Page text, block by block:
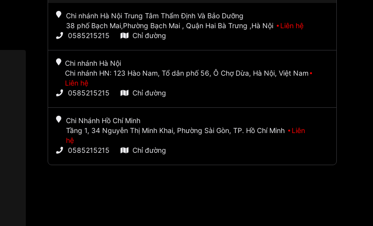
Chi nhánh Hà Nội Trung Tâm Thẩm Định Và Bảo Dưỡng
38 phố Bạch Mai,Phường Bạch Mai , Quận Hai Bà Trưng ,Hà Nội
Liên hệ
0585215215
Chỉ đường
Chi nhánh Hà Nội
Chi nhánh HN: 123 Hào Nam, Tổ dân phố 56, Ô Chợ Dừa, Hà Nội, Việt Nam
Liên hệ
0585215215
Chỉ đường
Chi Nhánh Hồ Chí Minh
Tầng 1, 34 Nguyễn Thị Minh Khai, Phường Sài Gòn, TP. Hồ Chí Minh
Liên
hệ
0585215215
Chỉ đường